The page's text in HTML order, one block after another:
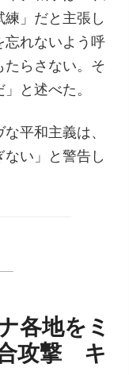
」だと主張し
忘れないよう呼
たらさない。そ
と述べた。
平和主義は、
い」と警告し
各地をミ
攻撃 キ